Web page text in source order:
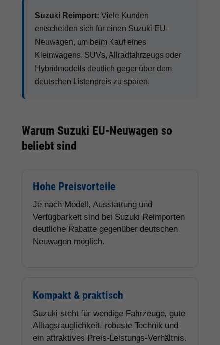
Suzuki Reimport: Viele Kunden
entscheiden sich für einen Suzuki EU-
Neuwagen, um beim Kauf eines
Kleinwagens, SUVs, Allradfahrzeugs oder
Hybridmodells deutlich gegenüber dem
deutschen Listenpreis zu sparen.
Warum Suzuki EU-Neuwagen so
beliebt sind
Hohe Preisvorteile
Je nach Modell, Ausstattung und
Verfügbarkeit sind bei Suzuki Reimporten
deutliche Rabatte gegenüber deutschen
Neuwagen möglich.
Kompakt & praktisch
Suzuki steht für wendige Fahrzeuge, gute
Alltagstauglichkeit, robuste Technik und
ein attraktives Preis-Leistungs-Verhältnis.